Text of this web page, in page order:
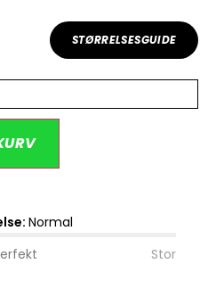
STØRRELSESGUIDE
Normal
Stor